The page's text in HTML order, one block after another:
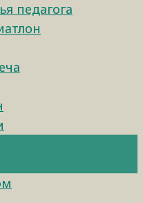
педагога